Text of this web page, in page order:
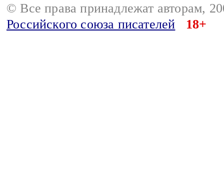
© Все права принадлежат авторам,
Российского союза писателей
18+